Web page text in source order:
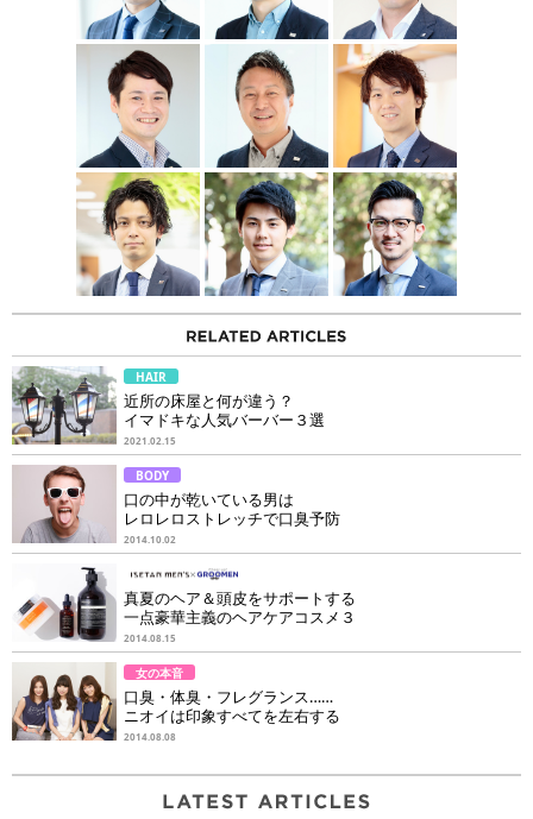
HAIR
近所の床屋と何が違う？
イマドキな人気バーバー３選
2021.02.15
BODY
口の中が乾いている男は
レロレロストレッチで口臭予防
2014.10.02
真夏のヘア＆頭皮をサポートする
一点豪華主義のヘアケアコスメ３
2014.08.15
女の本音
口臭・体臭・フレグランス……
ニオイは印象すべてを左右する
2014.08.08